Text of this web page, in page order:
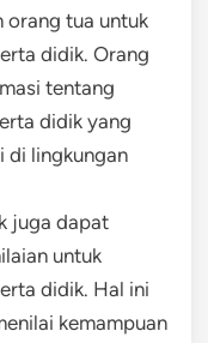
orang tua untuk
didik. Orang
tentang
didik yang
di lingkungan
juga dapat
untuk
didik. Hal ini
kemampuan